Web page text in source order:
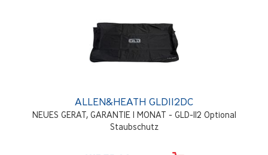
ALLEN&HEATH GLD112DC
NEUES GERAT, GARANTIE 1 MONAT - GLD-112 Optional
Staubschutz